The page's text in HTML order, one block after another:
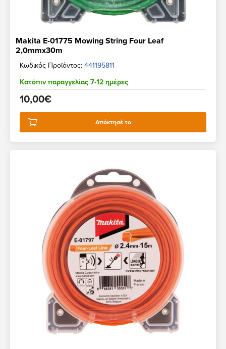
Makita E-01775 Mowing String Four Leaf
2,0mmx30m
Κωδικός Προϊόντος: 441195811
Κατόπιν παραγγελίας 7-12 ημέρες
10,00€
Απόκτησέ το